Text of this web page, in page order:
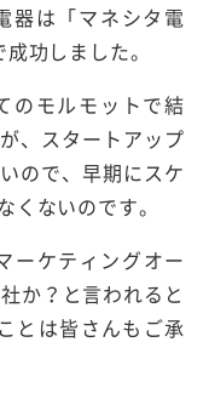
器は「マネシタ電
功しました。
のモルモットで結
、スタートアップ
ので、早期にスケ
くないのです。
ーケティングオー
か？と言われると
とは皆さんもご承